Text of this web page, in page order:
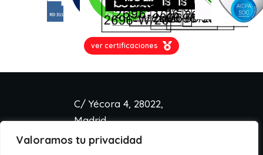
Valoramos tu privacidad
ver certificaciones
C/ Yécora 4, 28022,
Madrid
info@aspa.cloud